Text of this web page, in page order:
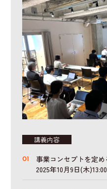
講義内容
事業コンセプトを定め
2025年10月9日(木